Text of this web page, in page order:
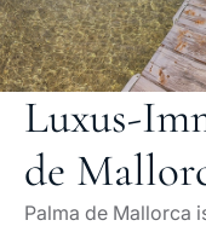
Luxus-
de
Palma de Mallorca